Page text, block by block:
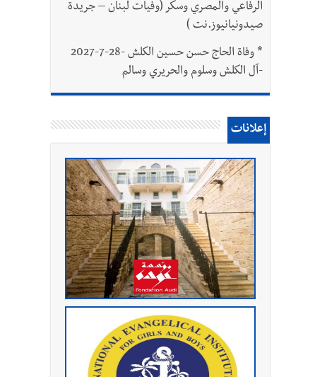
الرفاعي والمصري وسكر (وفيات لبنان – جريدة
صيدونيانيوز.نت )
*
وفاة الحاج حسن حسين الكلش -28-7-2027
-آل الكلش وسلوم والحريري وسالم
إعلانات